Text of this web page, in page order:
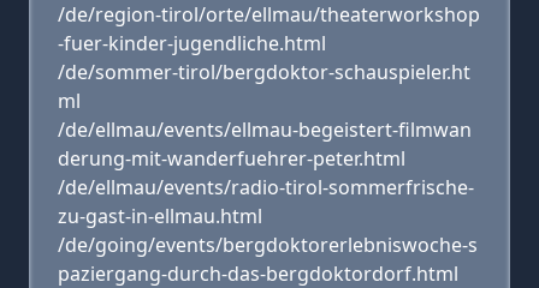
/de/region-tirol/orte/ellmau/theaterworkshop
-fuer-kinder-jugendliche.html
/de/sommer-tirol/bergdoktor-schauspieler.ht
ml
/de/ellmau/events/ellmau-begeistert-filmwan
derung-mit-wanderfuehrer-peter.html
/de/ellmau/events/radio-tirol-sommerfrische-
zu-gast-in-ellmau.html
/de/going/events/bergdoktorerlebniswoche-s
paziergang-durch-das-bergdoktordorf.html